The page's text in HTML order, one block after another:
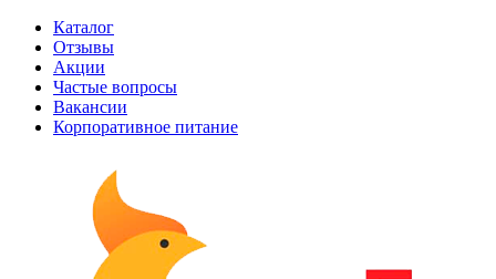
Каталог
Отзывы
Акции
Частые вопросы
Вакансии
Корпоративное питание